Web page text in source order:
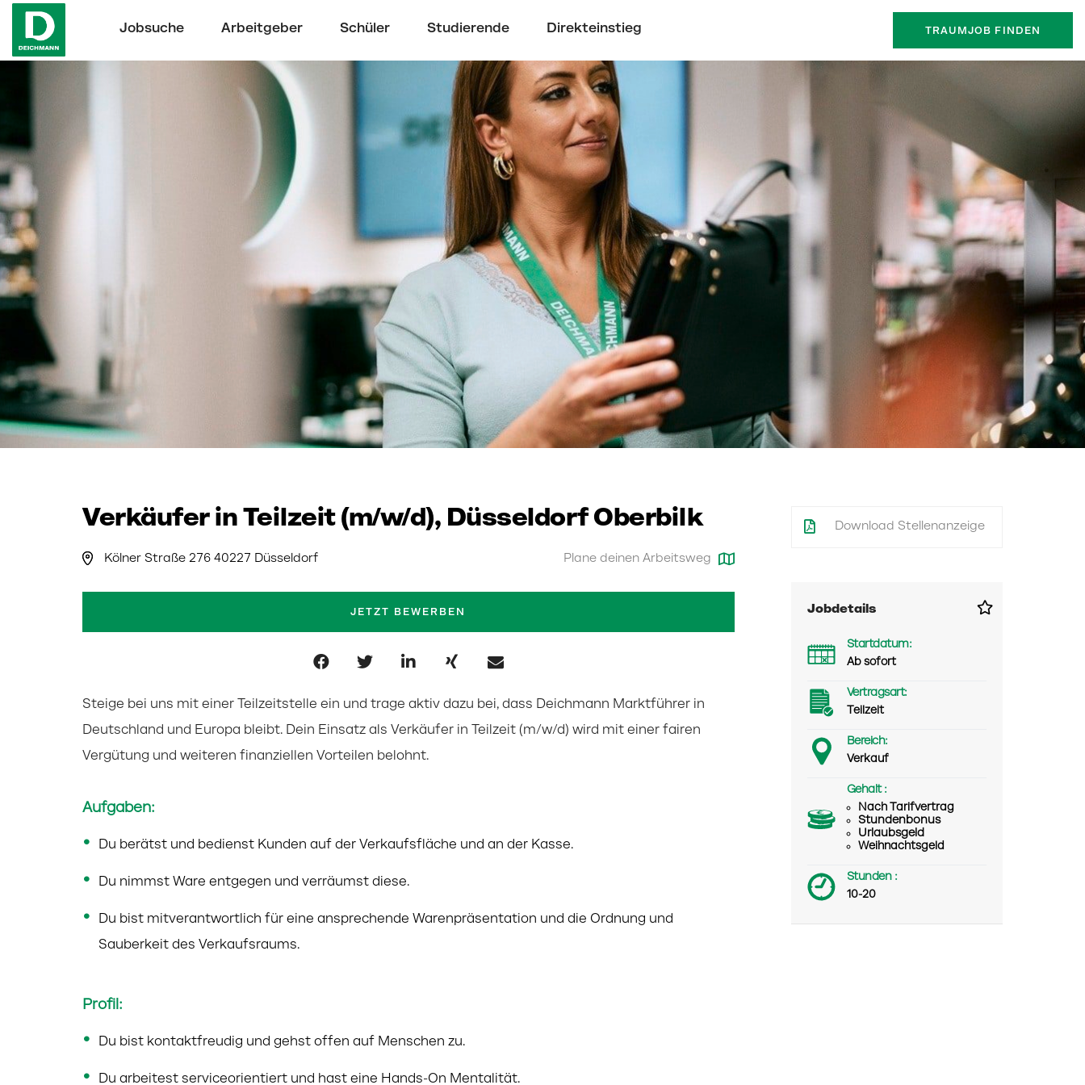
Jobsuche Arbeitgeber Schüler Studierende Direkteinstieg TRAUMJOB FINDEN
Verkäufer in Teilzeit (m/w/d), Düsseldorf Oberbilk
Kölner Straße 276 40227 Düsseldorf Plane deinen Arbeitsweg
JETZT BEWERBEN
Steige bei uns mit einer Teilzeitstelle ein und trage aktiv dazu bei, dass Deichmann Marktführer in
Deutschland und Europa bleibt. Dein Einsatz als Verkäufer in Teilzeit (m/w/d) wird mit einer fairen
Vergütung und weiteren finanziellen Vorteilen belohnt.
Aufgaben:
Du berätst und bedienst Kunden auf der Verkaufsfläche und an der Kasse.
Du nimmst Ware entgegen und verräumst diese.
Du bist mitverantwortlich für eine ansprechende Warenpräsentation und die Ordnung und
Sauberkeit des Verkaufsraums.
Profil:
Du bist kontaktfreudig und gehst offen auf Menschen zu.
Du arbeitest serviceorientiert und hast eine Hands-On Mentalität.
Download Stellenanzeige
Jobdetails
Startdatum:
Ab sofort
Vertragsart:
Teilzeit
Bereich:
Verkauf
Gehalt :
Nach Tarifvertrag
Stundenbonus
Urlaubsgeld
Weihnachtsgeld
Stunden :
10-20